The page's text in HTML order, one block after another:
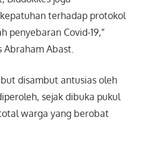
terhadap protokol
penyebaran Covid-19,”
Abraham Abast.
disambut antusias oleh
sejak dibuka pukul
warga yang berobat